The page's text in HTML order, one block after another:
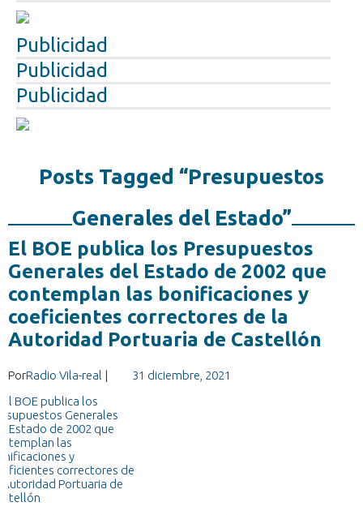
Publicidad
Publicidad
Publicidad
Posts Tagged “Presupuestos
Generales del Estado”
El BOE publica los Presupuestos
Generales del Estado de 2002 que
contemplan las bonificaciones y
coeficientes correctores de la
Autoridad Portuaria de Castellón
PorRadio Vila-real | 31 diciembre, 2021